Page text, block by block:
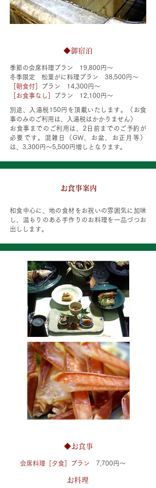
◆御宿泊
季節の会席料理プラン 19,800円～
冬季限定 松葉がに料理プラン 38,500円～
［朝食付］
プラン 14,300円～
［お食事なし］
プラン 12,100円～
別途、入湯税150円を頂戴いたします。（お食
事のみのご利用は、入湯税はかかりません）
お食事までのご利用は、2日前までのご予約が
必要です。混雑日（GW、お盆、お正月等）
は、3,300円～5,500円増しとなります。
​お食事案内
和食中心に、地の食材をお祝いの雰囲気に加味
し、温もりのある手作りのお料理を一品づつお
出しします。
◆お食事
会席料理［夕食］プラン 7,700円～
​お料理